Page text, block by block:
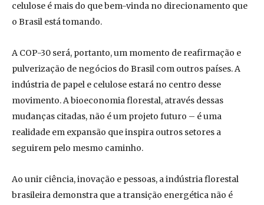
celulose é mais do que bem-vinda no direcionamento que
o Brasil está tomando.
A COP-30 será, portanto, um momento de reafirmação e
pulverização de negócios do Brasil com outros países. A
indústria de papel e celulose estará no centro desse
movimento. A bioeconomia florestal, através dessas
mudanças citadas, não é um projeto futuro – é uma
realidade em expansão que inspira outros setores a
seguirem pelo mesmo caminho.
Ao unir ciência, inovação e pessoas, a indústria florestal
brasileira demonstra que a transição energética não é